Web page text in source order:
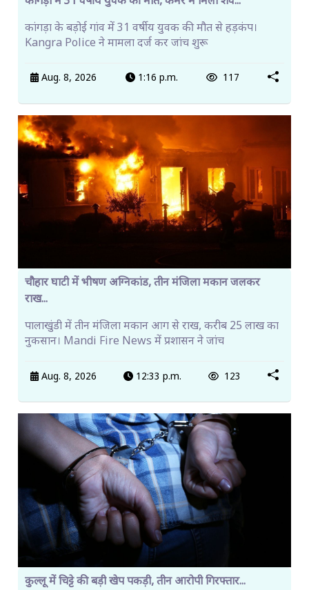
कांगड़ा के बड़ोई गांव में 31 वर्षीय युवक की मौत से हड़कंप।
Kangra Police ने मामला दर्ज कर जांच शुरू
Aug. 8, 2026 1:16 p.m. 117
चौहार घाटी में भीषण अग्निकांड, तीन मंजिला मकान जलकर
राख...
पालाखुंडी में तीन मंजिला मकान आग से राख, करीब 25 लाख का
नुकसान। Mandi Fire News में प्रशासन ने जांच
Aug. 8, 2026 12:33 p.m. 123
कुल्लू में चिट्टे की बड़ी खेप पकड़ी, तीन आरोपी गिरफ्तार...